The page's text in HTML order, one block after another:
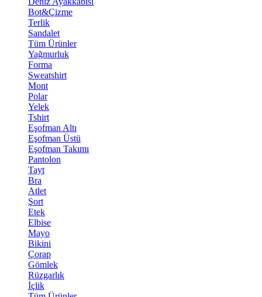
Bot&Çizme
Terlik
Sandalet
Tüm Ürünler
Yağmurluk
Forma
Sweatshirt
Mont
Polar
Yelek
Tshirt
Eşofman Altı
Eşofman Üstü
Eşofman Takımı
Pantolon
Tayt
Bra
Atlet
Şort
Etek
Elbise
Mayo
Bikini
Çorap
Gömlek
Rüzgarlık
İçlik